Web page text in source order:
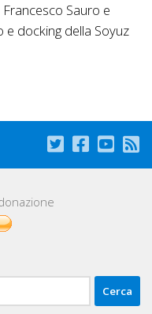
Sauro e
e docking della Soyuz